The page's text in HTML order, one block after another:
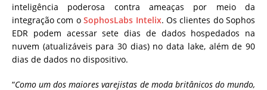
inteligência poderosa contra ameaças por meio da
integração com oSophosLabs Intelix. Os clientes do Sophos
EDR podem acessar sete dias de dados hospedados na
nuvem (atualizáveis para 30 dias) no data lake, além de 90
dias de dados no dispositivo.
“Como um dos maiores varejistas de moda britânicos do mundo,